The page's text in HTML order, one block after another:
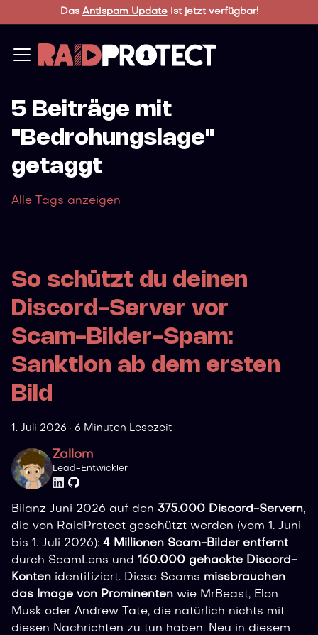
Das Antispam Updateist jetzt verfügbar!
5 Beiträge mit
"Bedrohungslage"
getaggt
Alle Tags anzeigen
So schützt du deinen
Discord-Server vor
Scam-Bilder-Spam:
Sanktion ab dem ersten
Bild
1. Juli 2026 · 6 Minuten Lesezeit
Zallom
Lead-Entwickler
Bilanz Juni 2026 auf den 375.000 Discord-Servern,
die von RaidProtect geschützt werden (vom 1. Juni
bis 1. Juli 2026): 4 Millionen Scam-Bilder entfernt
durch ScamLens und 160.000 gehackte Discord-
Konten identifiziert. Diese Scams missbrauchen
das Image von Prominenten wie MrBeast, Elon
Musk oder Andrew Tate, die natürlich nichts mit
diesen Nachrichten zu tun haben. Neu in diesem